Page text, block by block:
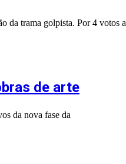
da trama golpista. Por 4 votos a
de arte
da nova fase da